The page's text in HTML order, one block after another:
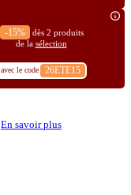
-15%
dès 2 produits
de la sélection
avec le code 26ETE15
En savoir plus